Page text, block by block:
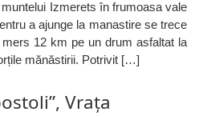
Izmerets în frumoasa vale
a ajunge la manastire se trece
mers 12 km pe un drum asfaltat la
mănăstirii. Potrivit […]
Vrața